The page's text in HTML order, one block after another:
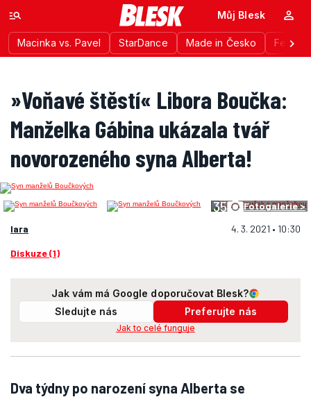
Macinka vs. Pavel StarDance Made in Česko
Můj Blesk
»Voňavé štěstí« Libora Boučka:
Manželka Gábina ukázala tvář
novorozeného syna Alberta!
35
Fotogalerie >
lara
4. 3. 2021 • 10:30
Diskuze (1)
Jak vám má Google doporučovat Blesk?
Sledujte nás
Preferujte nás
Jak to celé funguje
Dva týdny po narození syna Alberta se